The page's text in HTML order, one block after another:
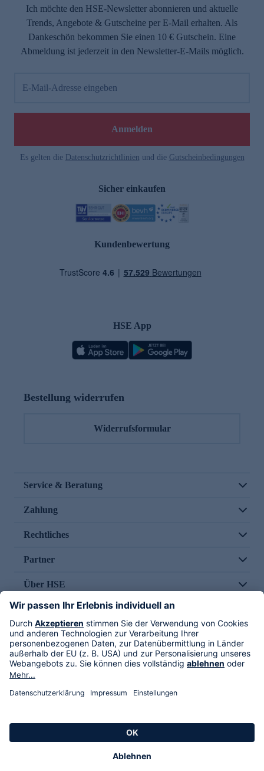
Ich möchte den HSE-Newsletter abonnieren und aktuelle
Trends, Angebote & Gutscheine per E-Mail erhalten. Als
Dankeschön bekommen Sie einen 10 € Gutschein. Eine
Abmeldung ist jederzeit in den Newsletter-E-Mails möglich.
E-Mail-Adresse eingeben
Anmelden
Es gelten die Datenschutzrichtlinien und die Gutscheinbedingungen
Sicher einkaufen
Kundenbewertung
HSE App
Bestellung widerrufen
Widerrufsformular
Service & Beratung
Zahlung
Rechtliches
Partner
Über HSE
Im TV
HSE International